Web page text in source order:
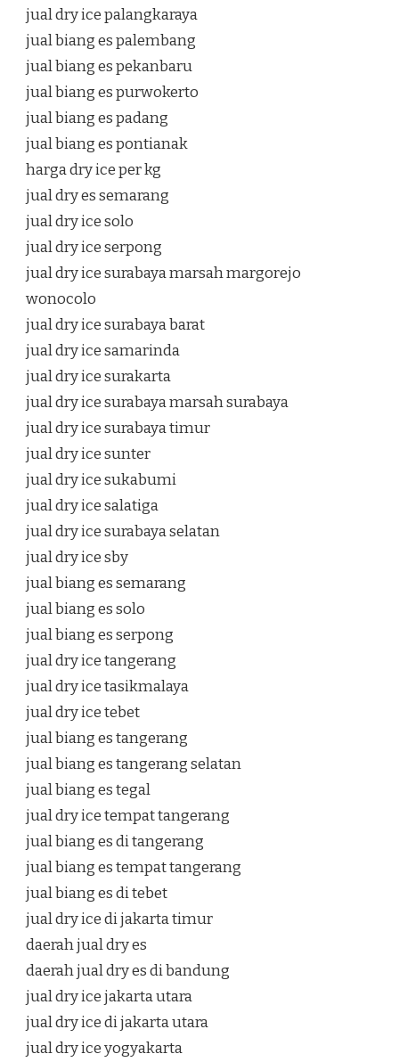
jual dry ice palangkaraya
jual biang es palembang
jual biang es pekanbaru
jual biang es purwokerto
jual biang es padang
jual biang es pontianak
harga dry ice per kg
jual dry es semarang
jual dry ice solo
jual dry ice serpong
jual dry ice surabaya marsah margorejo
wonocolo
jual dry ice surabaya barat
jual dry ice samarinda
jual dry ice surakarta
jual dry ice surabaya marsah surabaya
jual dry ice surabaya timur
jual dry ice sunter
jual dry ice sukabumi
jual dry ice salatiga
jual dry ice surabaya selatan
jual dry ice sby
jual biang es semarang
jual biang es solo
jual biang es serpong
jual dry ice tangerang
jual dry ice tasikmalaya
jual dry ice tebet
jual biang es tangerang
jual biang es tangerang selatan
jual biang es tegal
jual dry ice tempat tangerang
jual biang es di tangerang
jual biang es tempat tangerang
jual biang es di tebet
jual dry ice di jakarta timur
daerah jual dry es
daerah jual dry es di bandung
jual dry ice jakarta utara
jual dry ice di jakarta utara
jual dry ice yogyakarta